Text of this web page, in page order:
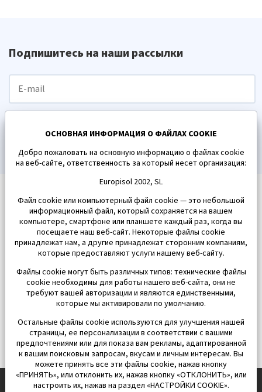
Подпишитесь на наши рассылки
ПОДПИСАТЬСЯ
ОСНОВНАЯ ИНФОРМАЦИЯ О ФАЙЛАХ COOKIE
Добро пожаловать на основную информацию о файлах cookie
на веб-сайте, ответственность за который несет организация:
Europisol 2002, SL
Файл cookie или компьютерный файл cookie — это небольшой
информационный файл, который сохраняется на вашем
компьютере, смартфоне или планшете каждый раз, когда вы
посещаете наш веб-сайт. Некоторые файлы cookie
принадлежат нам, а другие принадлежат сторонним компаниям,
которые предоставляют услуги нашему веб-сайту.
Файлы cookie могут быть различных типов: технические файлы
cookie необходимы для работы нашего веб-сайта, они не
требуют вашей авторизации и являются единственными,
которые мы активировали по умолчанию.
Остальные файлы cookie используются для улучшения нашей
страницы, ее персонализации в соответствии с вашими
предпочтениями или для показа вам рекламы, адаптированной
к вашим поисковым запросам, вкусам и личным интересам. Вы
можете принять все эти файлы cookie, нажав кнопку
«ПРИНЯТЬ», или отклонить их, нажав кнопку «ОТКЛОНИТЬ», или
настроить их, нажав на раздел «НАСТРОЙКИ COOKIE».